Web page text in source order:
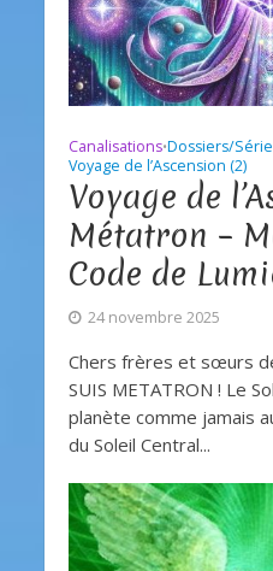
Canalisations•Dossiers/
Voyage de l’Ascension (2)
Voyage de
Métatron –
Code de
24 novembre 2025
Chers frères et sœurs
SUIS METATRON ! Le
planète comme jamais
du Soleil Central...